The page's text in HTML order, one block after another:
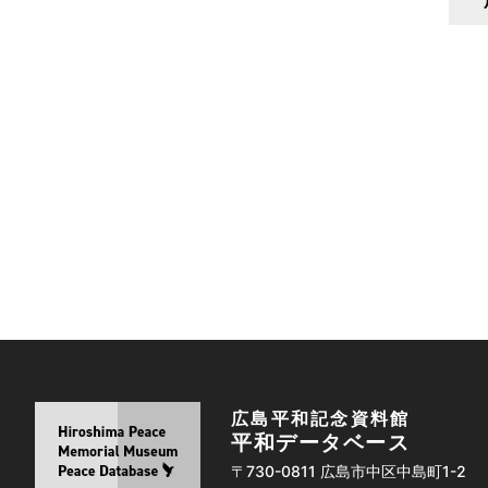
広島平和記念資料館
平和データベース
〒730-0811 広島市中区中島町1-2